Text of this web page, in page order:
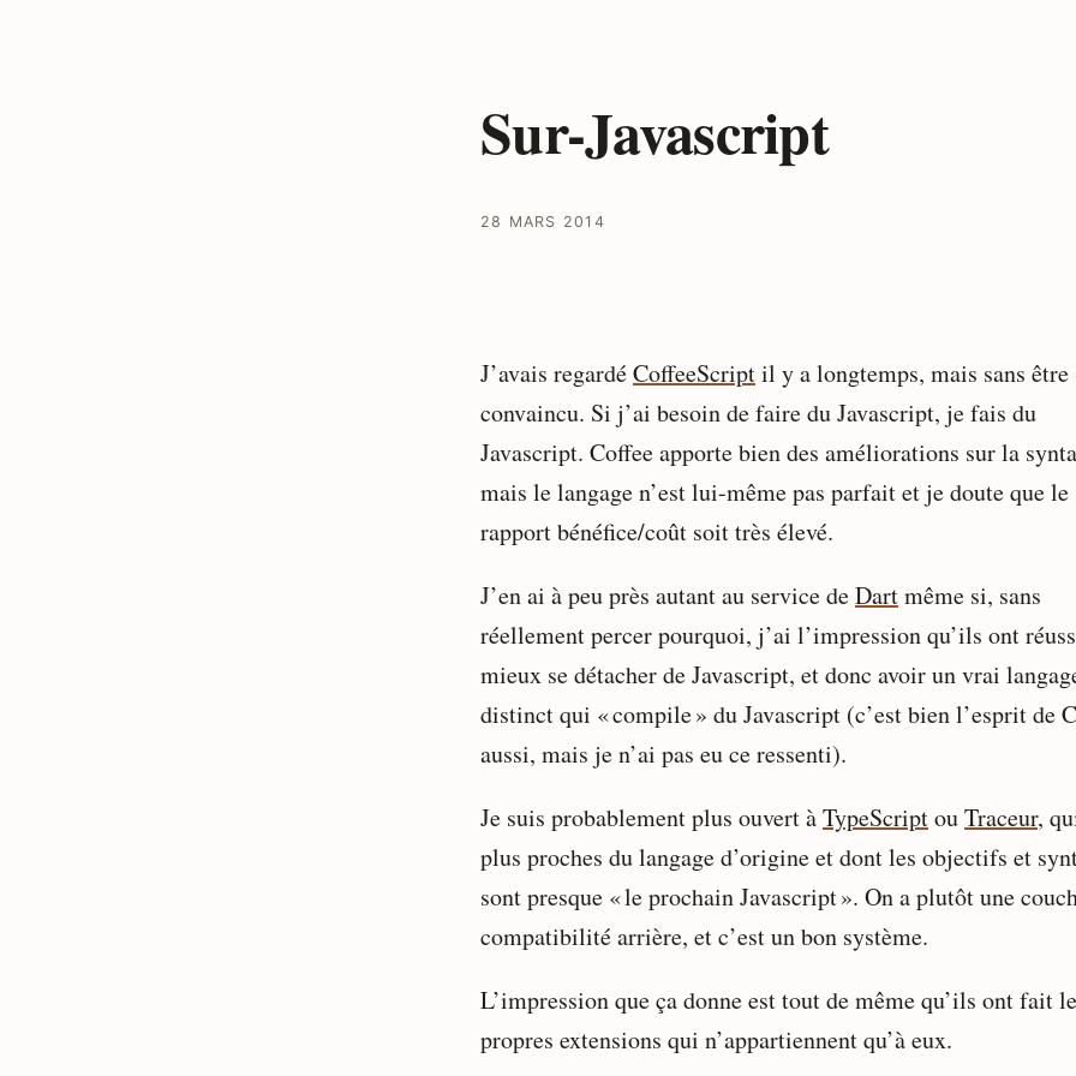
Sur-Javascript
28 MARS 2014
J’avais regardéCoffeeScriptil y a longtemps, mais sans être
convaincu. Si j’ai besoin de faire du Javascript, je fais du
Javascript. Coffee apporte bien des améliorations sur la
mais le langage n’est lui-même pas parfait et je doute que le
rapport bénéfice/coût soit très élevé.
J’en ai à peu près autant au service deDartmême si, sans
réellement percer pourquoi, j’ai l’impression qu’ils ont
mieux se détacher de Javascript, et donc avoir un vrai
distinct qui « compile » du Javascript (c’est bien l’esprit de
aussi, mais je n’ai pas eu ce ressenti).
Je suis probablement plus ouvert àTypeScriptouTraceur,
plus proches du langage d’origine et dont les objectifs et
sont presque « le prochain Javascript ». On a plutôt une
compatibilité arrière, et c’est un bon système.
L’impression que ça donne est tout de même qu’ils ont fait
propres extensions qui n’appartiennent qu’à eux.